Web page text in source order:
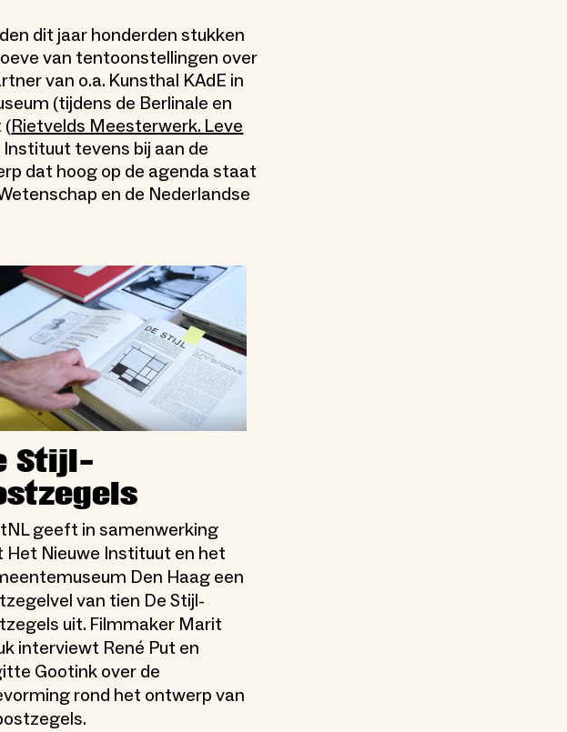
dit jaar honderden stukken
van tentoonstellingen over
van o.a. Kunsthal KAdE in
(tijdens de Berlinale en
(Rietvelds Meesterwerk. Leve
tevens bij aan de
dat hoog op de agenda staat
en de Nederlandse
Stijl-
geeft in samenwerking
Het Nieuwe Instituut en het
Den Haag een
van tien De Stijl-
uit. Filmmaker Marit
interviewt René Put en
Gootink over de
rond het ontwerp van